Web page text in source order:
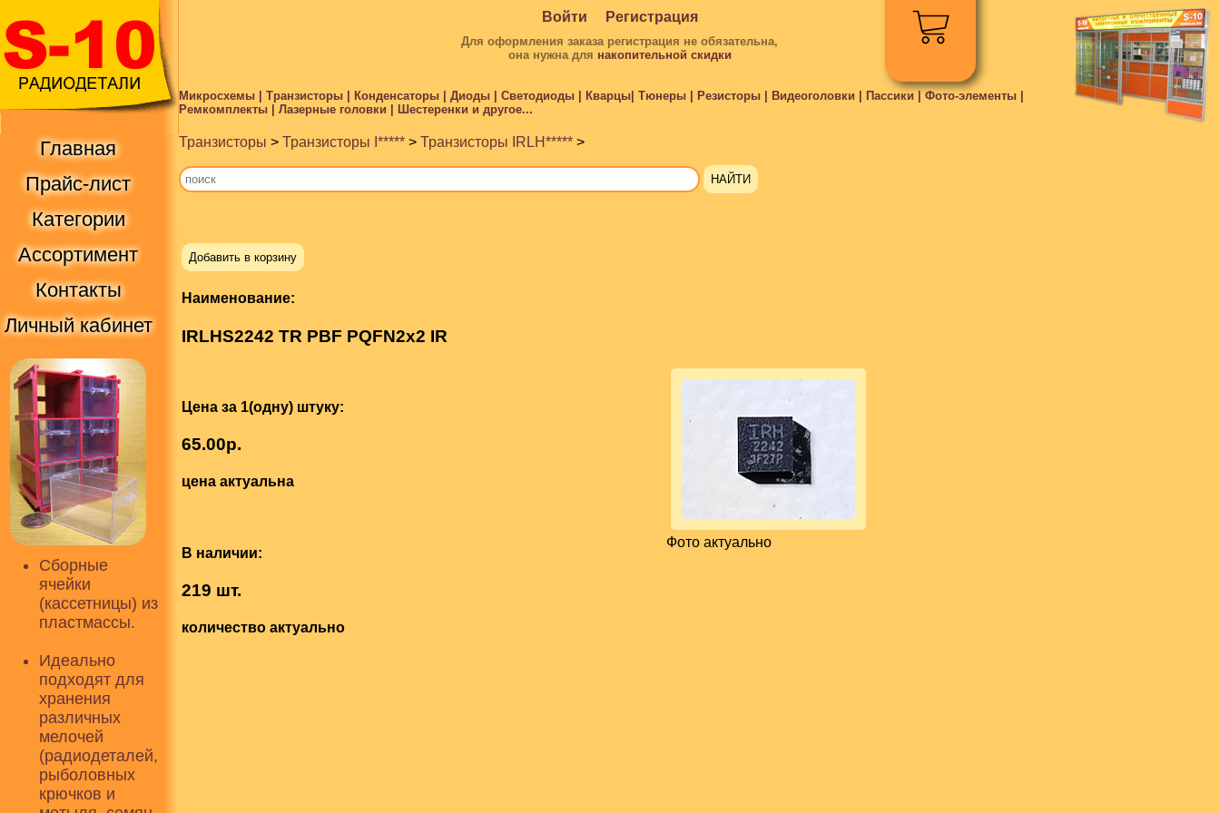
Войти Регистрация
Для оформления заказа регистрация не обязательна,
она нужна для накопительной скидки
Микросхемы | Транзисторы | Конденсаторы | Диоды | Светодиоды | Кварцы| Тюнеры | Резисторы | Видеоголовки | Пассики | Фото-элементы |
Ремкомплекты | Лазерные головки | Шестеренки и другое...
Главная
Прайс-лист
Категории
Ассортимент
Контакты
Личный кабинет
Сборные
ячейки
(кассетницы) из
пластмассы.
Идеально
подходят для
хранения
различных
мелочей
(радиодеталей,
рыболовных
крючков и
Транзисторы > Транзисторы I***** > Транзисторы IRLH***** >
Добавить в корзину
Наименование:
IRLHS2242 TR PBF PQFN2x2 IR
Цена за 1(одну) штуку:
65.00р.
цена актуальна
В наличии:
219 шт.
количество актуально
Фото актуально